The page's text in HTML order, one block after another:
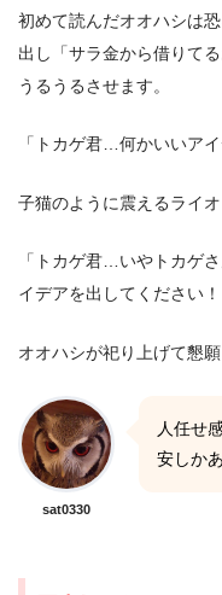
初めて読んだオオハシは
出し「サラ金から借りて
うるうるさせます。
「トカゲ君…何かいいアイ
子猫のように震えるライオ
「トカゲ君…いやトカゲ
イデアを出してください！
オオハシが祀り上げて懇
sat0330
人任せ
安しか